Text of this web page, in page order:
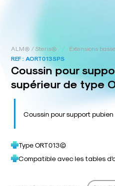
ALM® / Steris® /
Extensions
REF : AORT013SPS
Coussin pour
supérieur de type
Coussin pour support
Type ORT013©
Compatible avec les tables